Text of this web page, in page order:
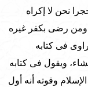
نحن لا إكراه
ومن رضى بكفر غيره
فى كتابه
ويقول فى كتابه
وقوته أنه أول